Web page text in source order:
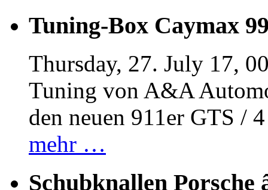
Tuning-Box Caymax
Thursday, 27. July 17,
Tuning von A&A
den neuen 911er GTS /
mehr …
Schubknallen Porsche